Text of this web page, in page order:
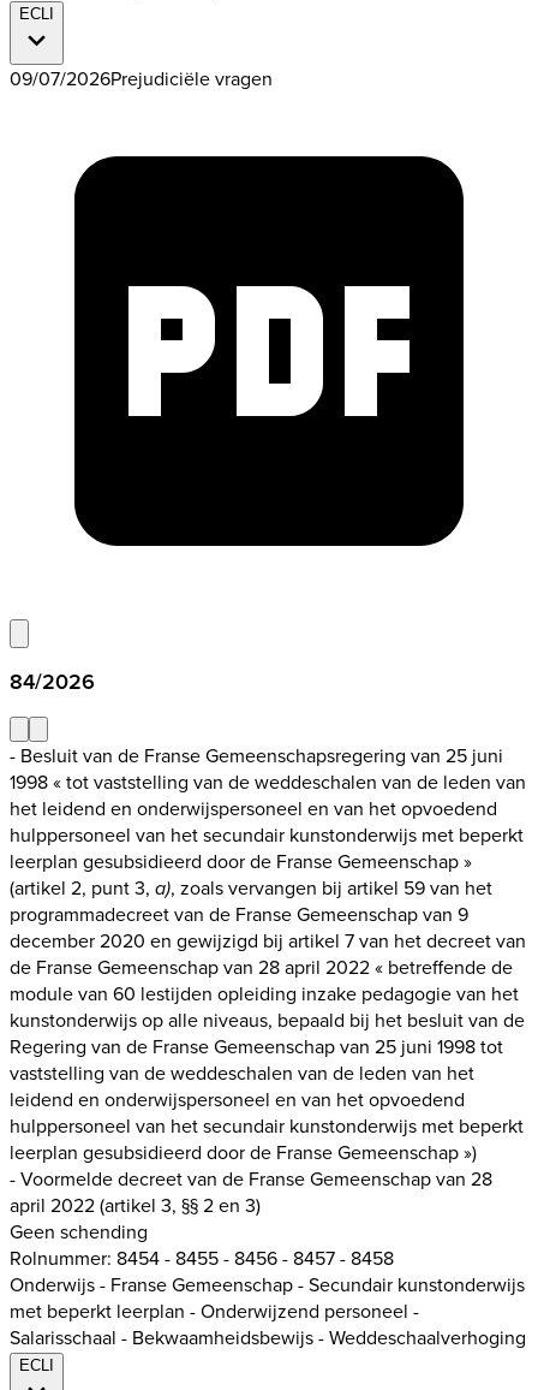
ECLI
09/07/2026Prejudiciële vragen
84/2026
- Besluit van de Franse Gemeenschapsregering van 25 juni
1998 « tot vaststelling van de weddeschalen van de leden van
het leidend en onderwijspersoneel en van het opvoedend
hulppersoneel van het secundair kunstonderwijs met beperkt
leerplan gesubsidieerd door de Franse Gemeenschap »
(artikel 2, punt 3, a), zoals vervangen bij artikel 59 van het
programmadecreet van de Franse Gemeenschap van 9
december 2020 en gewijzigd bij artikel 7 van het decreet van
de Franse Gemeenschap van 28 april 2022 « betreffende de
module van 60 lestijden opleiding inzake pedagogie van het
kunstonderwijs op alle niveaus, bepaald bij het besluit van de
Regering van de Franse Gemeenschap van 25 juni 1998 tot
vaststelling van de weddeschalen van de leden van het
leidend en onderwijspersoneel en van het opvoedend
hulppersoneel van het secundair kunstonderwijs met beperkt
leerplan gesubsidieerd door de Franse Gemeenschap »)
- Voormelde decreet van de Franse Gemeenschap van 28
april 2022 (artikel 3, §§ 2 en 3)
Geen schending
Rolnummer: 8454 - 8455 - 8456 - 8457 - 8458
Onderwijs - Franse Gemeenschap - Secundair kunstonderwijs
met beperkt leerplan - Onderwijzend personeel -
Salarisschaal - Bekwaamheidsbewijs - Weddeschaalverhoging
ECLI